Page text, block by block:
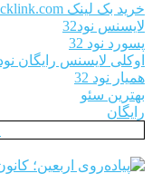
خرید بک لینک behtarinbacklink.com
لایسنس نود32
پسورد نود 32
اوکلی لایسنس رایگان نود
همیار نود 32
بهترین سئو
رایگان